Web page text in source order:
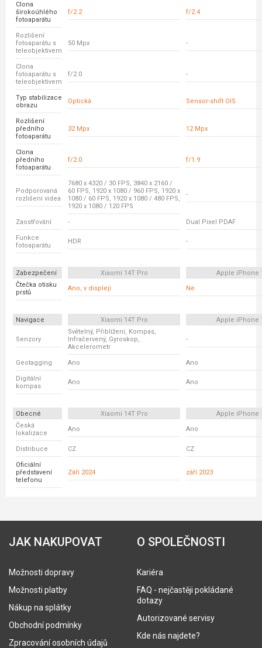
Clona
širokoúhlého
fotoaparátu
f/2.2 f/2.4
Rozlišení
fotoaparátu s
teleobjektivem
50 Mpx -
Clona
fotoaparátu s
teleobjektivem
f/2.0 -
Typ stabilizace
obrazu
Optická Sensor-shift OIS
Rozlišení
předního
fotoaparátu
32 Mpx 12 Mpx
Clona
předního
fotoaparátu
f/2.0 f/1.9
Podporovaná
rozlišení videa
7680 x 4320 / 30 FPS, 3840 x 2160 /
60 FPS, 1920 x 1080 / 960 FPS, 1920 x
1080 / 60 FPS, 1920 x 1080 / 480 FPS,
1920 x 1080 / 120 FPS
-
Zaostřování - Dual Pixel PDAF
Funkce
fotoaparátu
HDR -
Zabezpečení Xiaomi 14T Pro
Apple iPhone
Čtečka otisku
prstů
Ano, v displeji Ne
Navigace Xiaomi 14T Pro Apple iPhone
Senzory
Světelný, Přiblížení, Kompas,
Infračervený, Gyroskop,
Akcelerometr
-
Geotagging Ano Ano
Digitální
kompas
Ano Ano
Obecné Xiaomi 14T Pro
Apple iPhone
Česká
lokalizace
Ano Ano
Distribuce CZ CZ
Oficiální
představení
telefonu
Září 2024 září 2023
JAK NAKUPOVAT
Možnosti dopravy
Možnosti platby
Nákup na splátky
Obchodní podmínky
Zpracování osobních údajů
O SPOLEČNOSTI
Kariéra
FAQ - nejčastěji pokládané
dotazy
Autorizované servisy
Kde nás najdete?